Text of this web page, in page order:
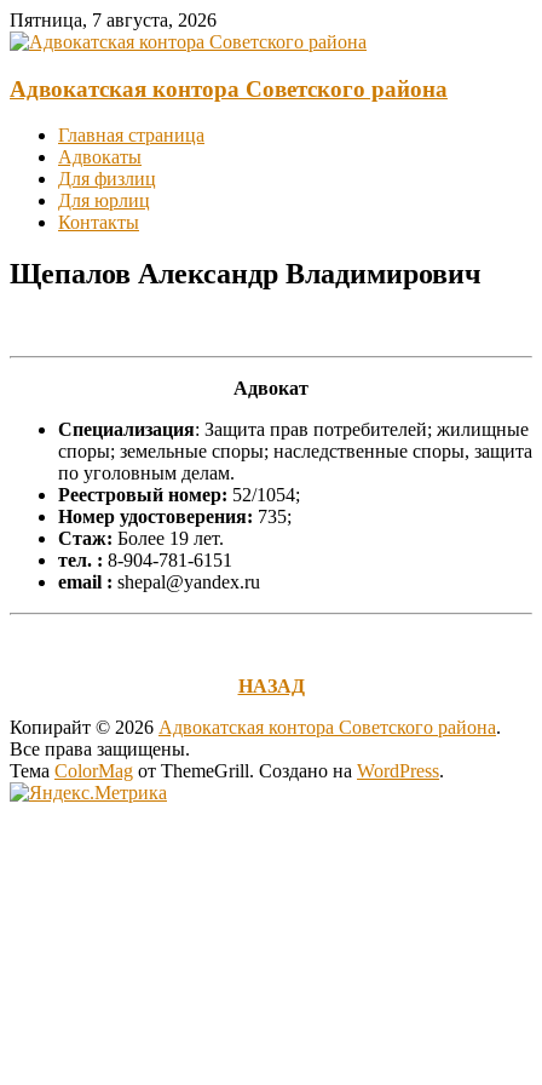
Перейти
к
Пятница, 7 августа, 2026
Адвокатская контора Советского района
Главная страница
Адвокаты
Для физлиц
Для юрлиц
Контакты
Щепалов Александр Владимирович
Адвокат
Специализация: Защита прав потребителей; жилищные
споры; земельные споры; наследственные споры, защита
по уголовным делам.
Реестровый номер: 52/1054;
Номер удостоверения: 735;
Стаж: Более 19 лет.
тел. : 8-904-781-6151
email : shepal@yandex.ru
НАЗАД
Копирайт © 2026 Адвокатская контора Советского района.
Все права защищены.
Тема ColorMag от ThemeGrill. Создано на WordPress.